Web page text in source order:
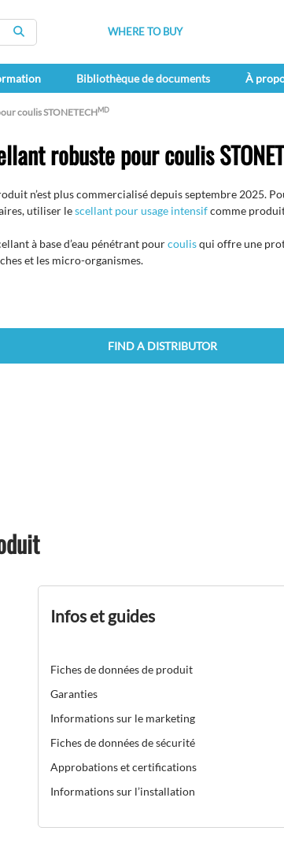
SEARCH
WHERE TO BUY
Bibliothèque de documents À
coulis STONETECHMD
robuste pour coulis
n’est plus commercialisé depuis septembre 2025.
utiliser lescellant pour usage intensifcomme
à base d’eau pénétrant pourcoulisqui offre une
et les micro-organismes.
FIND A DISTRIBUTOR
Infos et guides
Fiches de données de produit
Garanties
Informations sur le marketing
Fiches de données de sécurité
Approbations et certifications
Informations sur l’installation